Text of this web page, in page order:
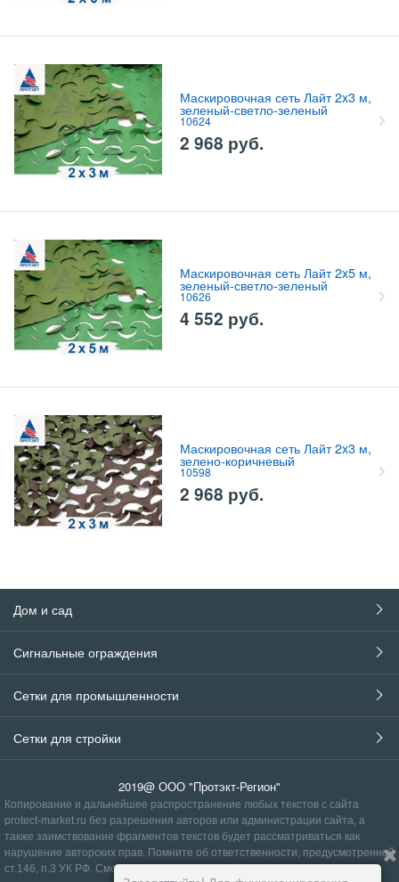
Маскировочная сеть Лайт 2x3 м,
зеленый-светло-зеленый
10624
2 968 руб.
Маскировочная сеть Лайт 2x5 м,
зеленый-светло-зеленый
10626
4 552 руб.
Маскировочная сеть Лайт 2x3 м,
зелено-коричневый
10598
2 968 руб.
Дом и сад
Сигнальные ограждения
Сетки для промышленности
Сетки для стройки
2019@ ООО "Протэкт-Регион"
Копирование и дальнейшее распространение любых текстов с сайта
protect-market.ru без разрешения авторов или администрации сайта, а
также заимствование фрагментов текстов будет рассматриваться как
нарушение авторских прав. Помните об ответственности, предусмотренной
ст.146, п.3 УК РФ Смотрите правила.